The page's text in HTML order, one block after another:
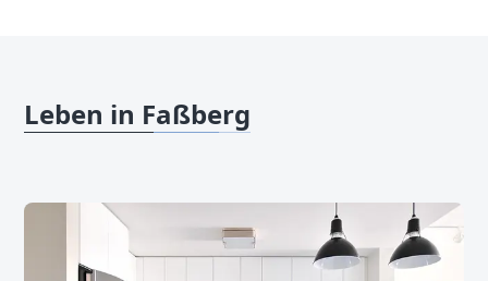
Leben in Faßberg